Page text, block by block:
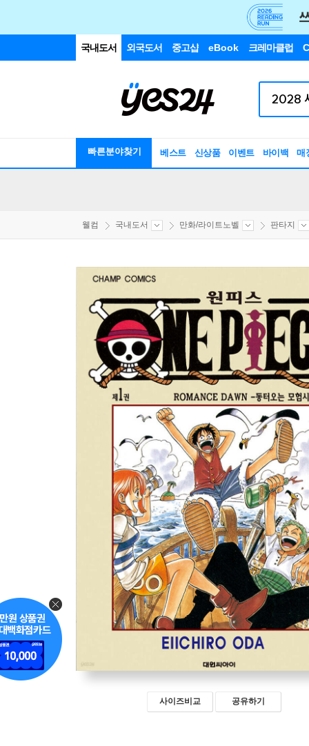
국내도서 외국도서 중고샵 eBook 크레마클럽
빠른분야찾기 베스트 신상품 이벤트 바이백 매
웰컴 국내도서 만화/라이트노벨 판타지
사이즈비교 공유하기